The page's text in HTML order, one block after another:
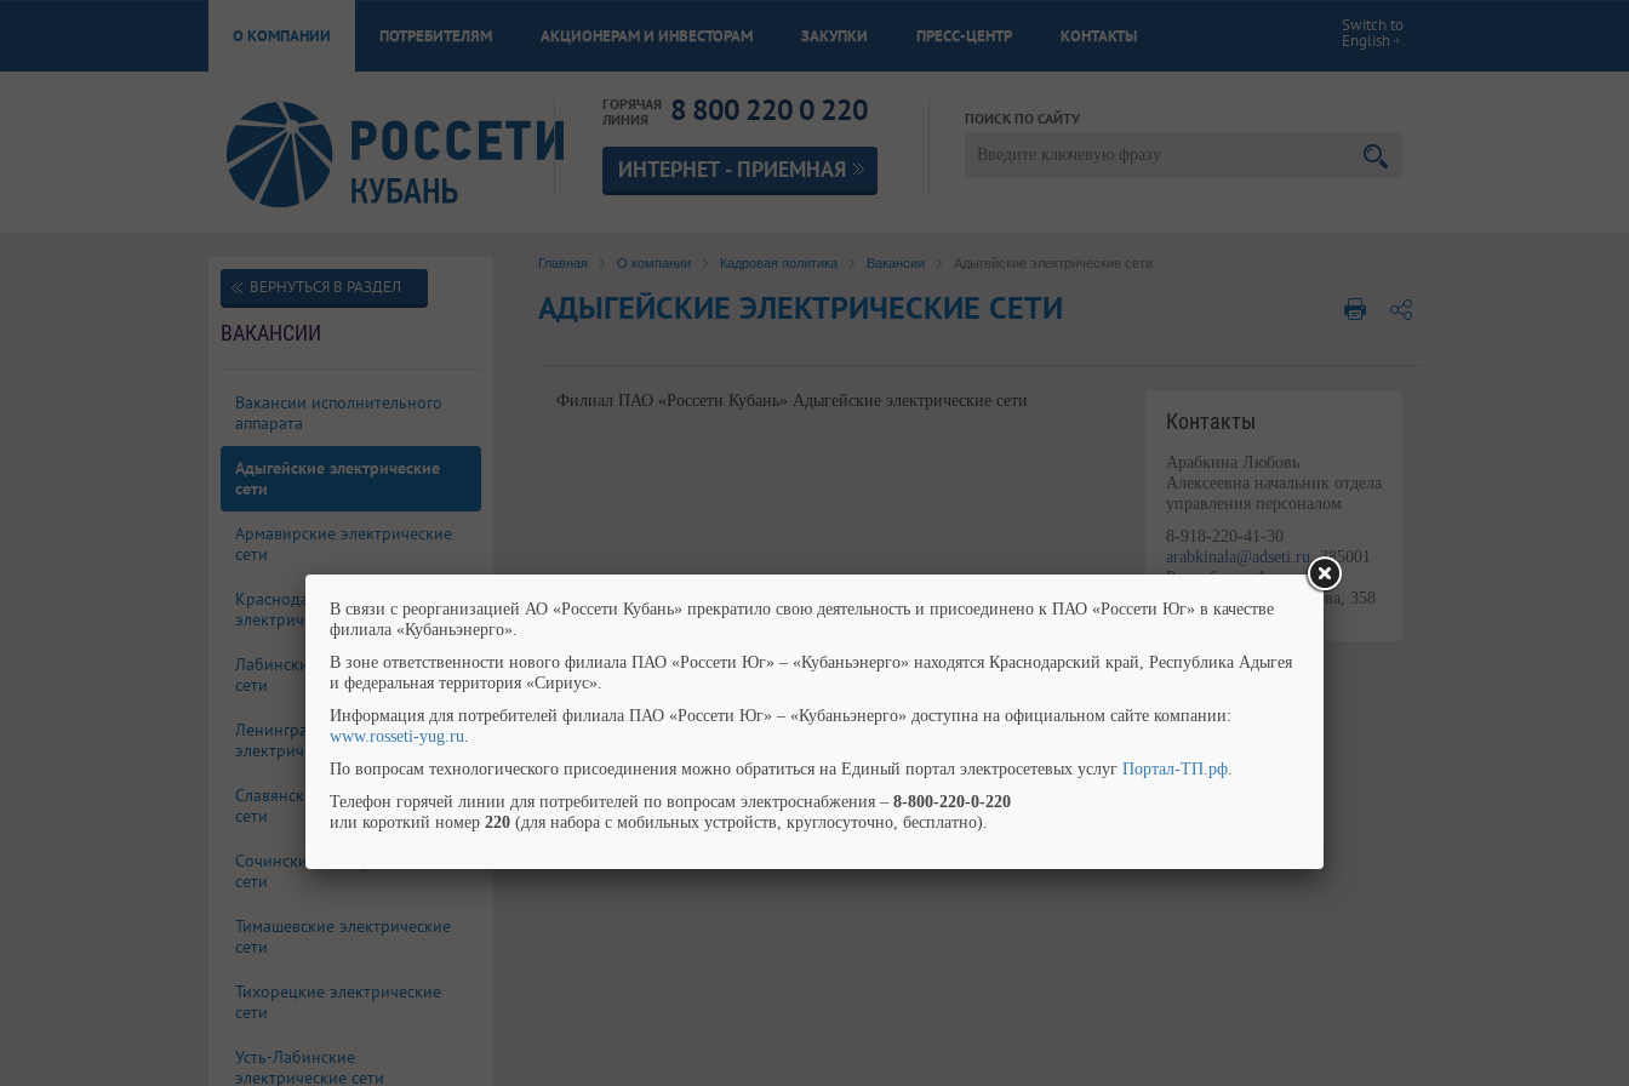
О КОМПАНИИ ПОТРЕБИТЕЛЯМ АКЦИОНЕРАМ И ИНВЕСТОРАМ ЗАКУПКИ ПРЕСС-ЦЕНТР КОНТАКТЫ
Switch to
English
ГОРЯЧАЯ
ЛИНИЯ
8 800 220 0 220
ИНТЕРНЕТ - ПРИЕМНАЯ
ПОИСК ПО САЙТУ
Главная О компании Кадровая политика Вакансии Адыгейские электрические сети
АДЫГЕЙСКИЕ ЭЛЕКТРИЧЕСКИЕ СЕТИ
Филиал ПАО «Россети Кубань» Адыгейские электрические сети
Контакты
Арабкина Любовь
Алексеевна начальник отдела
управления персоналом
8-918-220-41-30
arabkinala@adseti.ru, 385001
Республика Адыгея, г.
Майкоп, ул. Шовгенова, 358
ВЕРНУТЬСЯ В РАЗДЕЛ
ВАКАНСИИ
Вакансии исполнительного
аппарата
Адыгейские электрические
сети
Армавирские электрические
сети
Краснодарские
электрические сети
Лабинские электрические
сети
Ленинградские
электрические сети
Славянские электрические
сети
Сочинские электрические
сети
Тимашевские электрические
сети
Тихорецкие электрические
сети
Усть-Лабинские
электрические сети
В связи с реорганизацией АО «Россети Кубань» прекратило свою деятельность и присоединено к ПАО «Россети Юг» в качестве
филиала «Кубаньэнерго».
В зоне ответственности нового филиала ПАО «Россети Юг» – «Кубаньэнерго» находятся Краснодарский край, Республика Адыгея
и федеральная территория «Сириус».
Информация для потребителей филиала ПАО «Россети Юг» – «Кубаньэнерго» доступна на официальном сайте компании:
www.rosseti-yug.ru.
По вопросам технологического присоединения можно обратиться на Единый портал электросетевых услуг Портал-ТП.рф.
Телефон горячей линии для потребителей по вопросам электроснабжения – 8-800-220-0-220
или короткий номер 220 (для набора с мобильных устройств, круглосуточно, бесплатно).